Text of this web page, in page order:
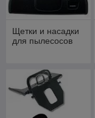
Щетки и насадки
для пылесосов